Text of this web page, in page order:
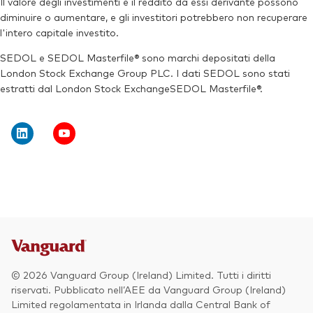
Ticker di borsa:V3EA
Ticker di borsa:V3DA
ISIN:IE000QUOSE01
Reuters:V3DAN.MX
SEDOL:BNTBNG1
diminuire o aumentare, e gli investitori potrebbero non recuperare
l'intero capitale investito.
SEDOL e SEDOL Masterfile® sono marchi depositati della
London Stock Exchange Group PLC. I dati SEDOL sono stati
estratti dal London Stock ExchangeSEDOL Masterfile®.
© 2026 Vanguard Group (Ireland) Limited. Tutti i diritti
riservati. Pubblicato nell’AEE da Vanguard Group (Ireland)
Limited regolamentata in Irlanda dalla Central Bank of